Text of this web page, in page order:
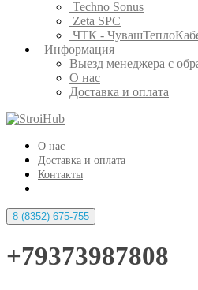
Techno Sonus
Zeta SPC
ЧТК -
Информация
Выезд менеджера с
О нас
Доставка и оплата
О нас
Доставка и оплата
Контакты
8 (8352) 675-755
+79373987808